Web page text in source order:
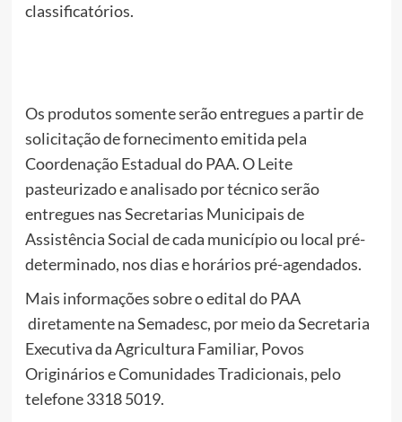
classificatórios.
Os produtos somente serão entregues a partir de
solicitação de fornecimento emitida pela
Coordenação Estadual do PAA. O Leite
pasteurizado e analisado por técnico serão
entregues nas Secretarias Municipais de
Assistência Social de cada município ou local pré-
determinado, nos dias e horários pré-agendados.
Mais informações sobre o edital do PAA
diretamente na Semadesc, por meio da Secretaria
Executiva da Agricultura Familiar, Povos
Originários e Comunidades Tradicionais, pelo
telefone 3318 5019.